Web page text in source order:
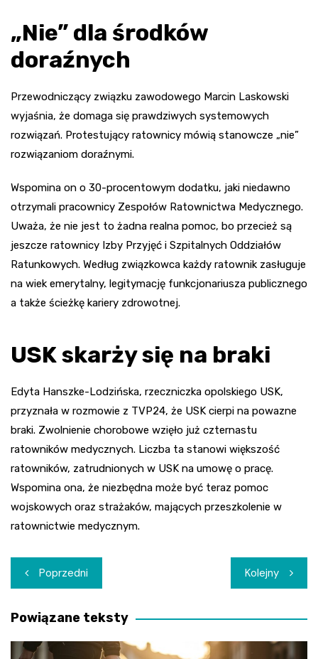
„Nie” dla środków
doraźnych
Przewodniczący związku zawodowego Marcin Laskowski
wyjaśnia, że domaga się prawdziwych systemowych
rozwiązań. Protestujący ratownicy mówią stanowcze „nie”
rozwiązaniom doraźnymi.
Wspomina on o 30-procentowym dodatku, jaki niedawno
otrzymali pracownicy Zespołów Ratownictwa Medycznego.
Uważa, że nie jest to żadna realna pomoc, bo przecież są
jeszcze ratownicy Izby Przyjęć i Szpitalnych Oddziałów
Ratunkowych. Według związkowca każdy ratownik zasługuje
na wiek emerytalny, legitymację funkcjonariusza publicznego
a także ścieżkę kariery zdrowotnej.
USK skarży się na braki
Edyta Hanszke-Lodzińska, rzeczniczka opolskiego USK,
przyznała w rozmowie z TVP24, że USK cierpi na powazne
braki. Zwolnienie chorobowe wzięło już czternastu
ratowników medycznych. Liczba ta stanowi większość
ratowników, zatrudnionych w USK na umowę o pracę.
Wspomina ona, że niezbędna może być teraz pomoc
wojskowych oraz strażaków, mających przeszkolenie w
ratownictwie medycznym.
Nawigacja
wpisu
Poprzedni Kolejny
Powiązane teksty